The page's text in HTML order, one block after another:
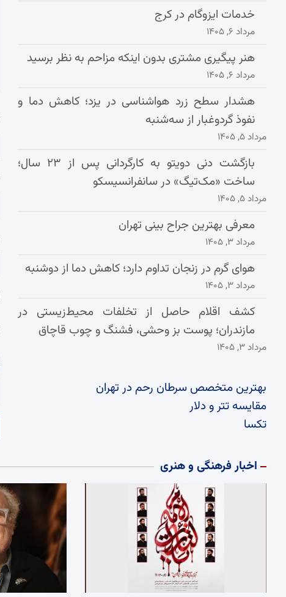
خدمات ایزوگام در کرج
مرداد ۶, ۱۴۰۵
هنر پیگیری مشتری بدون اینکه مزاحم به نظر برسید
مرداد ۶, ۱۴۰۵
هشدار سطح زرد هواشناسی در یزد؛ کاهش دما و
نفوذ گردوغبار از سه‌شنبه
مرداد ۵, ۱۴۰۵
بازگشت دنی دویتو به کارگردانی پس از ۲۳ سال؛
ساخت «مک‌تیگ» در سانفرانسیسکو
مرداد ۵, ۱۴۰۵
معرفی بهترین جراح بینی تهران
مرداد ۳, ۱۴۰۵
هوای گرم در زنجان تداوم دارد؛ کاهش دما از دوشنبه
مرداد ۳, ۱۴۰۵
کشف اقلام حاصل از تخلفات محیط‌زیستی در
مازندران؛ پوست بز وحشی، فشنگ و چوب قاچاق
مرداد ۳, ۱۴۰۵
بهترین متخصص سرطان رحم در تهران
مقایسه تتر و دلار
تکسا
اخبار فرهنگی و هنری